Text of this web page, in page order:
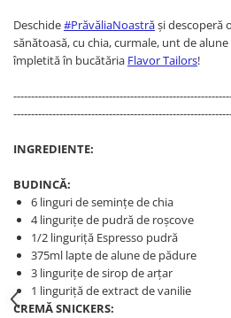
Deschide#PrăvăliaNoastrăși descoperă
sănătoasă, cu chia, curmale, unt de
împletită în bucătăria Flavor Tailors!
INGREDIENTE:
BUDINCĂ:
6 linguri de semințe de chia
4 lingurițe de pudră de roșcove
1/2 linguriță Espresso pudră
375ml lapte de alune de pădure
3 lingurițe de sirop de arțar
1 linguriță de extract de vanilie
CREMĂ SNICKERS: